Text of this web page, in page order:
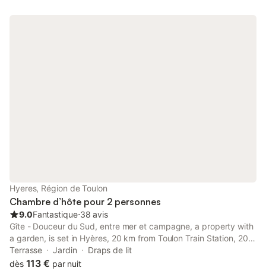
Hyeres, Région de Toulon
Chambre d’hôte pour 2 personnes
9.0Fantastique⋅38 avis
Gîte - Douceur du Sud, entre mer et campagne, a property with
a garden, is set in Hyères, 20 km from Toulon Train Station, 20
km from Zenith de Toulon, as well as 45 km from Circuit Paul
Ricard.
Terrasse Jardin
Draps de lit
dès 113 € par nuit